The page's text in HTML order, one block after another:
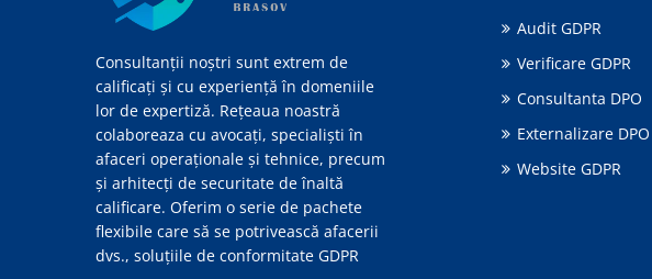
Consultanții noștri sunt extrem de
calificați și cu experiență în domeniile
lor de expertiză. Rețeaua noastră
colaboreaza cu avocați, specialiști în
afaceri operaționale și tehnice, precum
și arhitecți de securitate de înaltă
calificare. Oferim o serie de pachete
flexibile care să se potrivească afacerii
dvs., soluțiile de conformitate GDPR
Audit GDPR
Verificare GDPR
Consultanta DPO
Externalizare DPO
Website GDPR